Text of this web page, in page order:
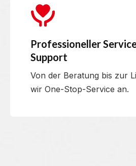
Professioneller
Support
Von der Beratung bis zur
wir One-Stop-Service an.